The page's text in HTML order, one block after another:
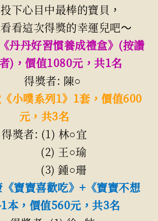
下心目中最棒的寶貝，
看這次得獎的幸運兒吧～
丹丹好習慣養成禮盒》(按讚
)，價值1080元，共1名
得獎者: 陳○
小噗系列1》1套，價值600
元，共3名
得獎者: (1) 林○宜
(2) 王○瑜
(3) 鍾○珊
寶寶喜歡吃》+《寶寶不想
本，價值560元，共3名